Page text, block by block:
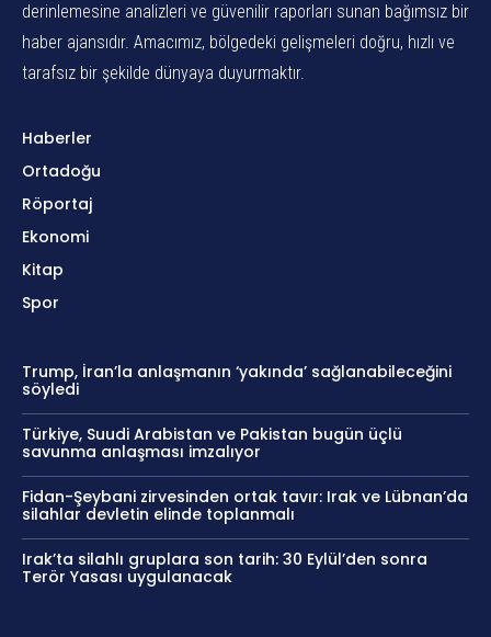
derinlemesine analizleri ve güvenilir raporları sunan bağımsız bir
haber ajansıdır. Amacımız, bölgedeki gelişmeleri doğru, hızlı ve
tarafsız bir şekilde dünyaya duyurmaktır.
Haberler
Ortadoğu
Röportaj
Ekonomi
Kitap
Spor
Trump, İran’la anlaşmanın ‘yakında’ sağlanabileceğini
söyledi
Türkiye, Suudi Arabistan ve Pakistan bugün üçlü
savunma anlaşması imzalıyor
Fidan-Şeybani zirvesinden ortak tavır: Irak ve Lübnan’da
silahlar devletin elinde toplanmalı
Irak’ta silahlı gruplara son tarih: 30 Eylül’den sonra
Terör Yasası uygulanacak